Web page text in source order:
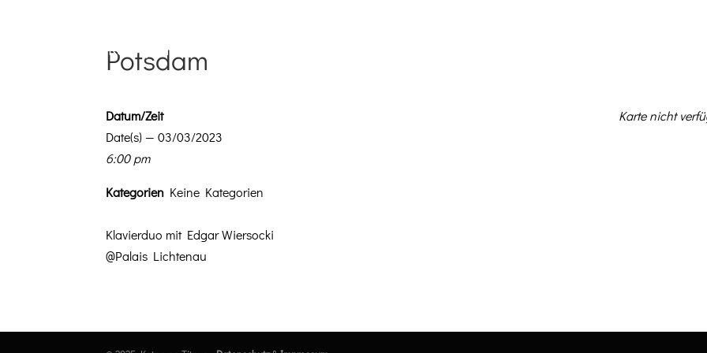
Potsdam
Karte nicht
Datum/Zeit
Date(s) — 03/03/2023
6:00 pm
Kat­e­gorien Keine Kategorien
Klavier­duo mit Edgar Wiersocki
@Palais Licht­e­nau